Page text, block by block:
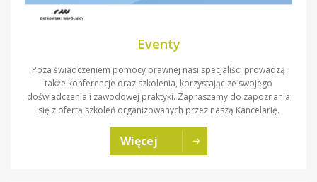
Eventy
Poza świadczeniem pomocy prawnej nasi specjaliści prowadzą
także konferencje oraz szkolenia, korzystając ze swojego
doświadczenia i zawodowej praktyki. Zapraszamy do zapoznania
się z ofertą szkoleń organizowanych przez naszą Kancelarię.
Więcej